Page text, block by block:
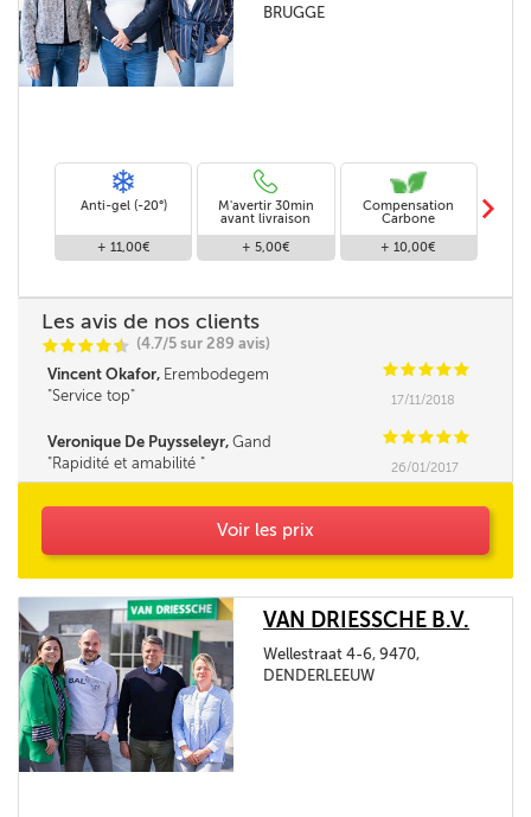
BRUGGE
Anti-gel (-20°)
+ 11,00€
M'avertir 30min
avant livraison
+ 5,00€
Compensation
Carbone
+ 10,00€
m
Les avis de nos clients
CCCCi
@ (4.7/5 sur 289 avis)
Vincent Okafor, Erembodegem CCCCC
Service top
17/11/2018
Veronique De Puysseleyr, Gand CCCCC
Rapidité et amabilité
26/01/2017
Voir les prix
VAN DRIESSCHE B.V.
Wellestraat 4-6, 9470,
DENDERLEEUW